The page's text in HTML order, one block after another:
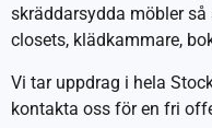
skräddarsydda möbler så
closets, klädkammare,
Vi tar uppdrag i hela
kontakta oss för en fri